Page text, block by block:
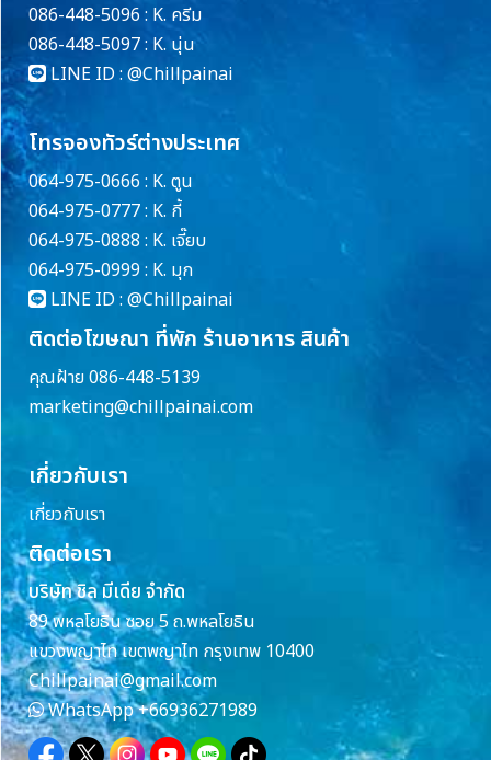
086-448-5096 : K. ครีม
086-448-5097 : K. นุ่น
LINE ID : @Chillpainai
โทรจองทัวร์ต่างประเทศ
064-975-0666 : K. ตูน
064-975-0777 : K. กี้
064-975-0888 : K. เจี๊ยบ
064-975-0999 : K. มุก
LINE ID : @Chillpainai
ติดต่อโฆษณา ที่พัก ร้านอาหาร สินค้า
คุณฝ้าย 086-448-5139
marketing@chillpainai.com
เกี่ยวกับเรา
เกี่ยวกับเรา
ติดต่อเรา
บริษัท ชิล มีเดีย จำกัด
89 พหลโยธิน ซอย 5 ถ.พหลโยธิน
แขวงพญาไท เขตพญาไท กรุงเทพ 10400
Chillpainai@gmail.com
WhatsApp+66936271989